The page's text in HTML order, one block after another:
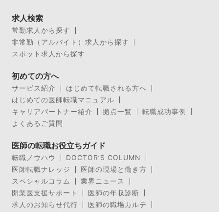
求人検索
常勤求人から探す
非常勤（アルバイト）求人から探す
スポット求人から探す
初めての方へ
サービス紹介
はじめて転職される方へ
はじめての医師転職マニュアル
キャリアパートナー紹介
拠点一覧
転職成功事例
よくあるご質問
医師の転職お役立ちガイド
転職ノウハウ
DOCTOR’S COLUMN
医師転職ナレッジ
医師の現場と働き方
スペシャルコラム
業界ニュース
開業医支援サポート
医師の年収診断
求人のお知らせ代行
医師の職場カルテ